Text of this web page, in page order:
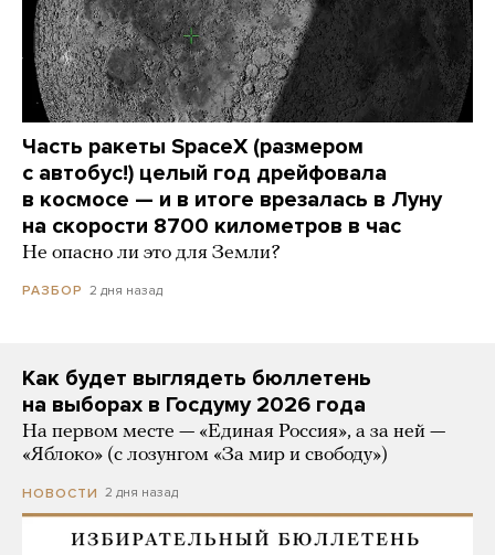
Часть ракеты SpaceX (размером
с автобус!) целый год дрейфовала
в космосе — и в итоге врезалась в Луну
на скорости 8700 километров в час
Не опасно ли это для Земли?
РАЗБОР 2 дня назад
Как будет выглядеть бюллетень
на выборах в Госдуму 2026 года
На первом месте — «Единая Россия», а за ней —
«Яблоко» (с лозунгом «За мир и свободу»)
НОВОСТИ 2 дня назад